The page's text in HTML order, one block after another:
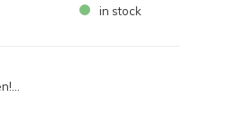
in stock